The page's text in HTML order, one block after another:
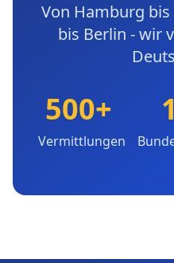
Von Hamburg
bis Berlin - wir
500+
Vermittlungen